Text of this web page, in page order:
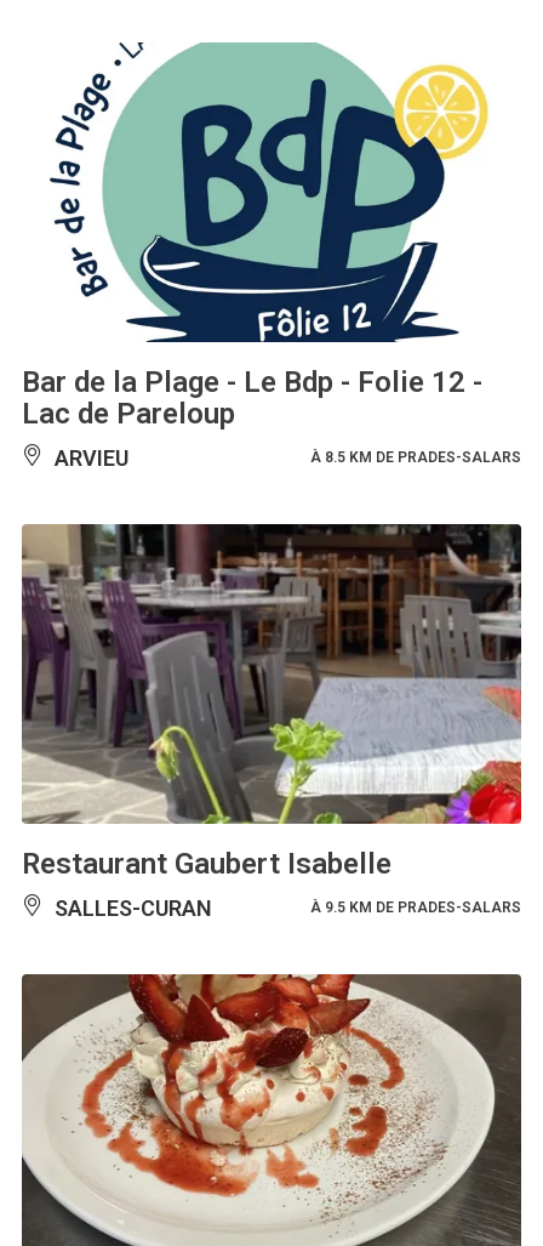
Bar de la Plage - Le Bdp - Folie 12 -
Lac de Pareloup
ARVIEU À 8.5 KM DE PRADES-SALARS
Restaurant Gaubert Isabelle
SALLES-CURAN À 9.5 KM DE PRADES-SALARS